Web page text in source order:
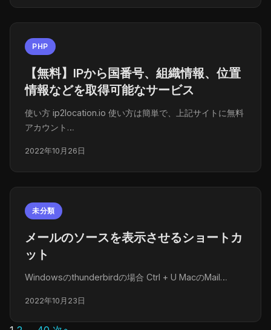
PHP
【無料】IPから国番号、組織情報、位置
情報などを取得可能なサービス
使い方 ip2location.io 使い方は簡単で、上記サイトに無料
アカウント…
2022年10月26日
未分類
メールのソースを表示させるショートカ
ット
Windowsのthunderbirdの場合 Ctrl + U MacのMail…
2022年10月23日